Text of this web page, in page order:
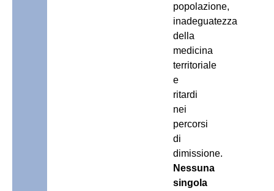
popolazione,
inadeguatezza
della
medicina
territoriale
e
ritardi
nei
percorsi
di
dimissione.
Nessuna
singola